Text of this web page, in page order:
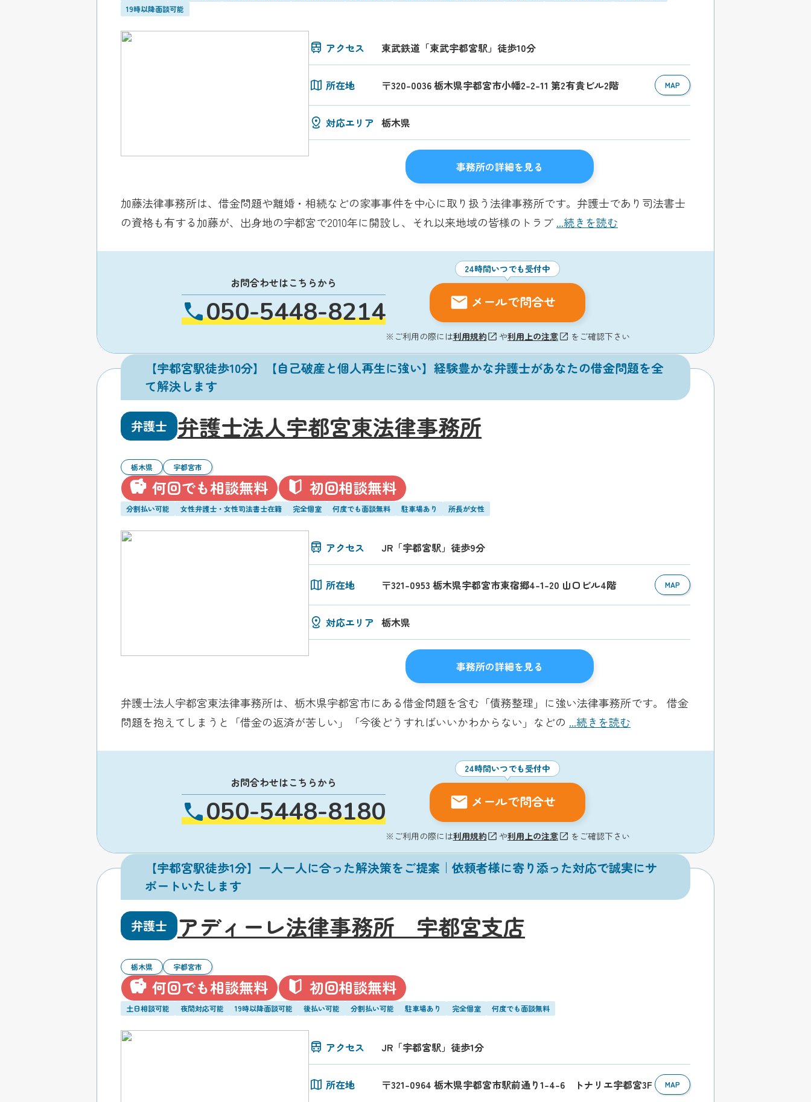
19時以降面談可能
アクセス 東武鉄道「東武宇都宮駅」徒歩10分
所在地 〒320-0036 栃木県宇都宮市小幡2-2-11 第2有貴ビル2階 MAP
対応エリア 栃木県
事務所の詳細を見る
加藤法律事務所は、借金問題や離婚・相続などの家事事件を中心に取り扱う法律事務所です。弁護士であり司法書士
の資格も有する加藤が、出身地の宇都宮で2010年に開設し、それ以来地域の皆様のトラブ ...続きを読む
お問合わせはこちらから
050-5448-8214
24時間いつでも受付中
メールで問合せ
※ご利用の際には利用規約 や利用上の注意 をご確認下さい
【宇都宮駅徒歩10分】【自己破産と個人再生に強い】経験豊かな弁護士があなたの借金問題を全
て解決します
弁護士 弁護士法人宇都宮東法律事務所
栃木県 宇都宮市
何回でも相談無料 初回相談無料
分割払い可能 女性弁護士・女性司法書士在籍 完全個室 何度でも面談無料 駐車場あり 所長が女性
アクセス JR「宇都宮駅」徒歩9分
所在地 〒321-0953 栃木県宇都宮市東宿郷4-1-20 山口ビル4階 MAP
対応エリア 栃木県
事務所の詳細を見る
弁護士法人宇都宮東法律事務所は、栃木県宇都宮市にある借金問題を含む「債務整理」に強い法律事務所です。 借金
問題を抱えてしまうと「借金の返済が苦しい」「今後どうすればいいかわからない」などの ...続きを読む
お問合わせはこちらから
050-5448-8180
24時間いつでも受付中
メールで問合せ
※ご利用の際には利用規約 や利用上の注意 をご確認下さい
【宇都宮駅徒歩1分】一人一人に合った解決策をご提案｜依頼者様に寄り添った対応で誠実にサ
ポートいたします
弁護士 アディーレ法律事務所 宇都宮支店
栃木県 宇都宮市
何回でも相談無料 初回相談無料
土日相談可能 夜間対応可能 19時以降面談可能 後払い可能 分割払い可能 駐車場あり 完全個室 何度でも面談無料
アクセス JR「宇都宮駅」徒歩1分
所在地 〒321-0964 栃木県宇都宮市駅前通り1-4-6 トナリエ宇都宮3F MAP